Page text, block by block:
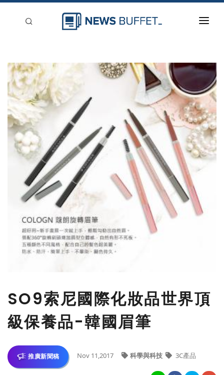
新聞稿分類
登入
刊登
SO9索尼國際化妝品世界頂
級保養品-韓國眉筆
推廣新聞稿 Nov 11,2017 科學與科技 3C產品